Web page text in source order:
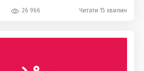
26 966 Читати 15 хвилин